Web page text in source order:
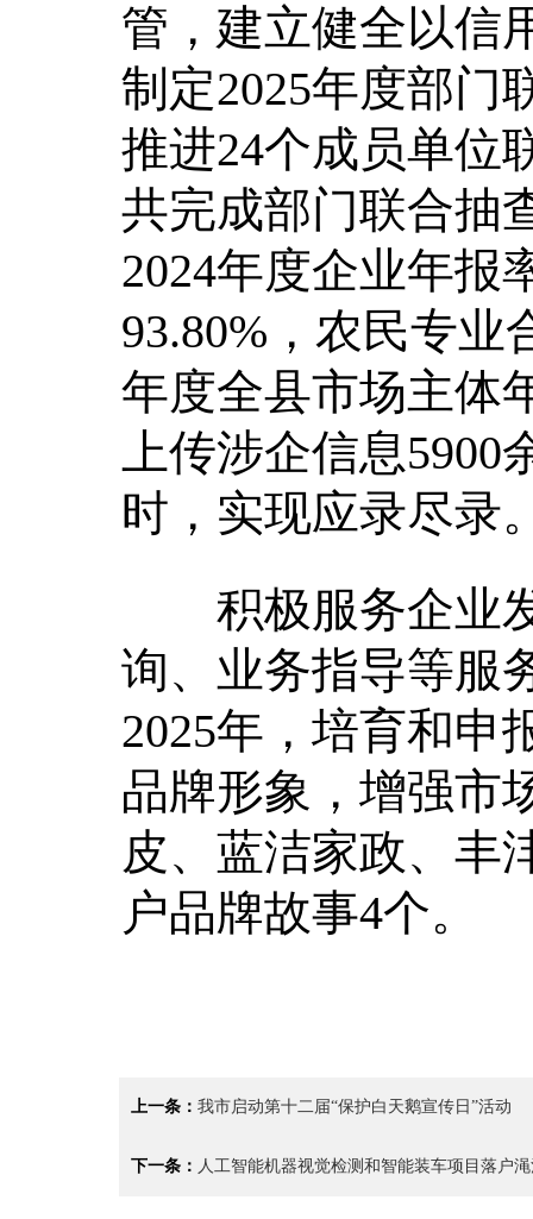
管，建立健全以信
制定2025年度部门
推进24个成员单位
共完成部门联合抽
2024年度企业年报
93.80%，农民专业
年度全县市场主体
上传涉企信息5900
时，实现应录尽录
积极服务企业发
询、业务指导等服
2025年，培育和申
品牌形象，增强市
皮、蓝洁家政、丰
户品牌故事4个。
上一条： 我市启动第十二届“保护白天鹅宣传日”活动
下一条： 人工智能机器视觉检测和智能装车项目落户